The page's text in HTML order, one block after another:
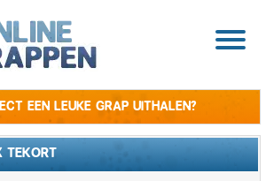
een leuke grap uithalen?
TEKORT